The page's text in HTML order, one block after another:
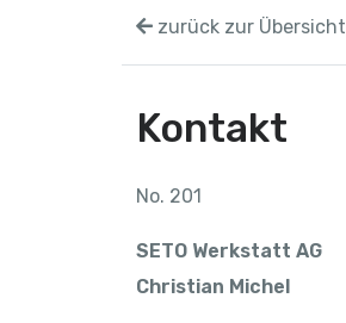
zurück zur Übersicht
Kontakt
No. 201
SETO Werkstatt AG
Christian Michel